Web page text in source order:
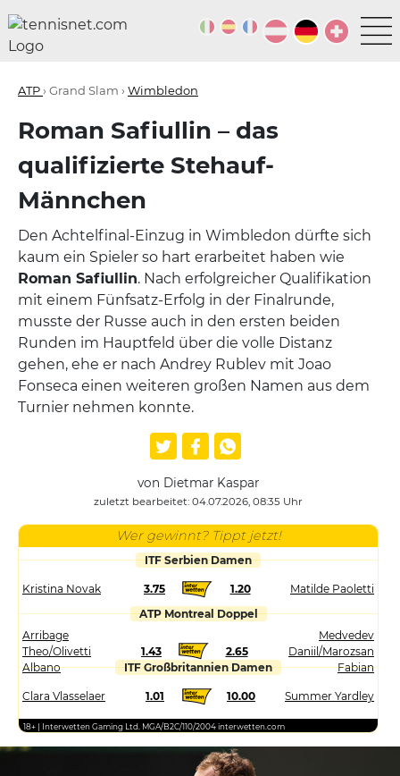
ATP› Grand Slam › Wimbledon
Roman Safiullin – das
qualifizierte Stehauf-
Männchen
Den Achtelfinal-Einzug in Wimbledon dürfte sich
kaum ein Spieler so hart erarbeitet haben wie
Roman Safiullin. Nach erfolgreicher Qualifikation
mit einem Fünfsatz-Erfolg in der Finalrunde,
musste der Russe auch in den ersten beiden
Runden im Hauptfeld über die volle Distanz
gehen, ehe er nach Andrey Rublev mit Joao
Fonseca einen weiteren großen Namen aus dem
Turnier nehmen konnte.
von Dietmar Kaspar
zuletzt bearbeitet: 04.07.2026, 08:35 Uhr
Wer gewinnt? Tippt jetzt!
ITF Serbien Damen
Kristina Novak 3.75 1.20
Matilde Paoletti
ATP Montreal Doppel
Arribage
Theo/Olivetti
Albano
1.43 2.65
Medvedev
Daniil/Marozsan
Fabian
ITF Großbritannien Damen
Clara Vlasselaer 1.01 10.00 Summer Yardley
18+ | Interwetten Gaming Ltd. MGA/B2C/110/2004 interwetten.com